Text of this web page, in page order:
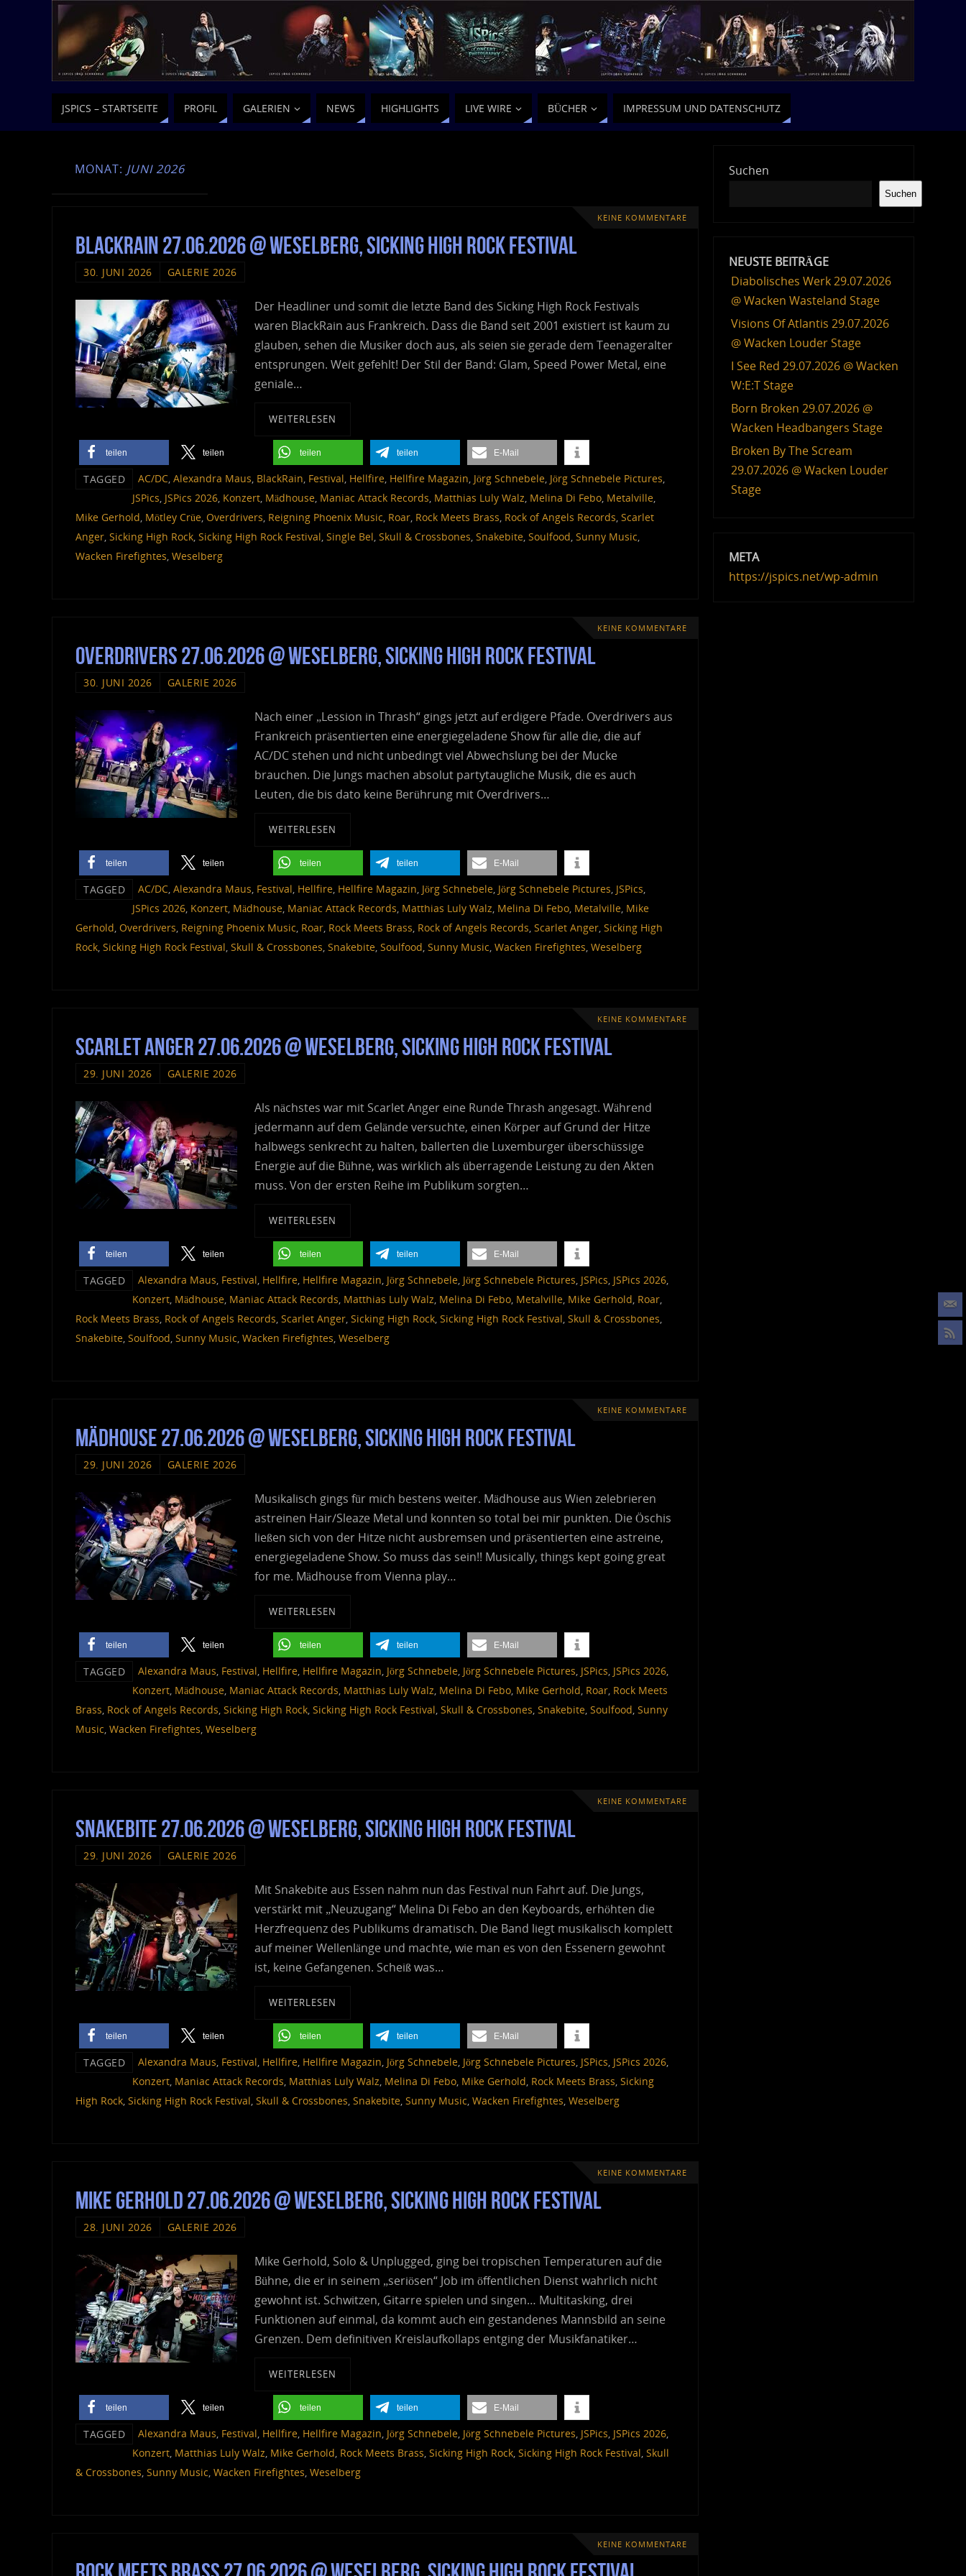
JSPICS – STARTSEITE PROFIL GALERIEN NEWS HIGHLIGHTS LIVE WIRE BÜCHER IMPRESSUM UND DATENSCHUTZ
MONAT: JUNI 2026
KEINE KOMMENTARE
BlackRain 27.06.2026 @ Weselberg, Sicking High Rock Festival
30. JUNI 2026 GALERIE 2026
Der Headliner und somit die letzte Band des Sicking High Rock Festivals
waren BlackRain aus Frankreich. Dass die Band seit 2001 existiert ist kaum zu
glauben, sehen die Musiker doch aus, als seien sie gerade dem Teenageralter
entsprungen. Weit gefehlt! Der Stil der Band: Glam, Speed Power Metal, eine
geniale…
WEITERLESEN
teilen teilen teilen teilen E-Mail
TAGGED AC/DC, Alexandra Maus, BlackRain, Festival, Hellfire, Hellfire Magazin, Jörg Schnebele, Jörg Schnebele Pictures,
JSPics, JSPics 2026, Konzert, Mädhouse, Maniac Attack Records, Matthias Luly Walz, Melina Di Febo, Metalville,
Mike Gerhold, Mötley Crüe, Overdrivers, Reigning Phoenix Music, Roar, Rock Meets Brass, Rock of Angels Records, Scarlet
Anger, Sicking High Rock, Sicking High Rock Festival, Single Bel, Skull & Crossbones, Snakebite, Soulfood, Sunny Music,
Wacken Firefightes, Weselberg
KEINE KOMMENTARE
Overdrivers 27.06.2026 @ Weselberg, Sicking High Rock Festival
30. JUNI 2026 GALERIE 2026
Nach einer „Lession in Thrash“ gings jetzt auf erdigere Pfade. Overdrivers aus
Frankreich präsentierten eine energiegeladene Show für alle die, die auf
AC/DC stehen und nicht unbedingt viel Abwechslung bei der Mucke
brauchen. Die Jungs machen absolut partytaugliche Musik, die es auch
Leuten, die bis dato keine Berührung mit Overdrivers…
WEITERLESEN
teilen teilen teilen teilen E-Mail
TAGGED AC/DC, Alexandra Maus, Festival, Hellfire, Hellfire Magazin, Jörg Schnebele, Jörg Schnebele Pictures, JSPics,
JSPics 2026, Konzert, Mädhouse, Maniac Attack Records, Matthias Luly Walz, Melina Di Febo, Metalville, Mike
Gerhold, Overdrivers, Reigning Phoenix Music, Roar, Rock Meets Brass, Rock of Angels Records, Scarlet Anger, Sicking High
Rock, Sicking High Rock Festival, Skull & Crossbones, Snakebite, Soulfood, Sunny Music, Wacken Firefightes, Weselberg
KEINE KOMMENTARE
Scarlet Anger 27.06.2026 @ Weselberg, Sicking High Rock Festival
29. JUNI 2026 GALERIE 2026
Als nächstes war mit Scarlet Anger eine Runde Thrash angesagt. Während
jedermann auf dem Gelände versuchte, einen Körper auf Grund der Hitze
halbwegs senkrecht zu halten, ballerten die Luxemburger überschüssige
Energie auf die Bühne, was wirklich als überragende Leistung zu den Akten
muss. Von der ersten Reihe im Publikum sorgten…
WEITERLESEN
teilen teilen teilen teilen E-Mail
TAGGED Alexandra Maus, Festival, Hellfire, Hellfire Magazin, Jörg Schnebele, Jörg Schnebele Pictures, JSPics, JSPics 2026,
Konzert, Mädhouse, Maniac Attack Records, Matthias Luly Walz, Melina Di Febo, Metalville, Mike Gerhold, Roar,
Rock Meets Brass, Rock of Angels Records, Scarlet Anger, Sicking High Rock, Sicking High Rock Festival, Skull & Crossbones,
Snakebite, Soulfood, Sunny Music, Wacken Firefightes, Weselberg
KEINE KOMMENTARE
Mädhouse 27.06.2026 @ Weselberg, Sicking High Rock Festival
29. JUNI 2026 GALERIE 2026
Musikalisch gings für mich bestens weiter. Mädhouse aus Wien zelebrieren
astreinen Hair/Sleaze Metal und konnten so total bei mir punkten. Die Öschis
ließen sich von der Hitze nicht ausbremsen und präsentierten eine astreine,
energiegeladene Show. So muss das sein!! Musically, things kept going great
for me. Mädhouse from Vienna play…
WEITERLESEN
teilen teilen teilen teilen E-Mail
TAGGED Alexandra Maus, Festival, Hellfire, Hellfire Magazin, Jörg Schnebele, Jörg Schnebele Pictures, JSPics, JSPics 2026,
Konzert, Mädhouse, Maniac Attack Records, Matthias Luly Walz, Melina Di Febo, Mike Gerhold, Roar, Rock Meets
Brass, Rock of Angels Records, Sicking High Rock, Sicking High Rock Festival, Skull & Crossbones, Snakebite, Soulfood, Sunny
Music, Wacken Firefightes, Weselberg
KEINE KOMMENTARE
Snakebite 27.06.2026 @ Weselberg, Sicking High Rock Festival
29. JUNI 2026 GALERIE 2026
Mit Snakebite aus Essen nahm nun das Festival nun Fahrt auf. Die Jungs,
verstärkt mit „Neuzugang“ Melina Di Febo an den Keyboards, erhöhten die
Herzfrequenz des Publikums dramatisch. Die Band liegt musikalisch komplett
auf meiner Wellenlänge und machte, wie man es von den Essenern gewohnt
ist, keine Gefangenen. Scheiß was…
WEITERLESEN
teilen teilen teilen teilen E-Mail
TAGGED Alexandra Maus, Festival, Hellfire, Hellfire Magazin, Jörg Schnebele, Jörg Schnebele Pictures, JSPics, JSPics 2026,
Konzert, Maniac Attack Records, Matthias Luly Walz, Melina Di Febo, Mike Gerhold, Rock Meets Brass, Sicking
High Rock, Sicking High Rock Festival, Skull & Crossbones, Snakebite, Sunny Music, Wacken Firefightes, Weselberg
KEINE KOMMENTARE
Mike Gerhold 27.06.2026 @ Weselberg, Sicking High Rock Festival
28. JUNI 2026 GALERIE 2026
Mike Gerhold, Solo & Unplugged, ging bei tropischen Temperaturen auf die
Bühne, die er in seinem „seriösen“ Job im öffentlichen Dienst wahrlich nicht
gewohnt ist. Schwitzen, Gitarre spielen und singen… Multitasking, drei
Funktionen auf einmal, da kommt auch ein gestandenes Mannsbild an seine
Grenzen. Dem definitiven Kreislaufkollaps entging der Musikfanatiker…
WEITERLESEN
teilen teilen teilen teilen E-Mail
TAGGED Alexandra Maus, Festival, Hellfire, Hellfire Magazin, Jörg Schnebele, Jörg Schnebele Pictures, JSPics, JSPics 2026,
Konzert, Matthias Luly Walz, Mike Gerhold, Rock Meets Brass, Sicking High Rock, Sicking High Rock Festival, Skull
& Crossbones, Sunny Music, Wacken Firefightes, Weselberg
KEINE KOMMENTARE
Suchen
Suchen
NEUSTE BEITRÄGE
Diabolisches Werk 29.07.2026
@ Wacken Wasteland Stage
Visions Of Atlantis 29.07.2026
@ Wacken Louder Stage
I See Red 29.07.2026 @ Wacken
W:E:T Stage
Born Broken 29.07.2026 @
Wacken Headbangers Stage
Broken By The Scream
29.07.2026 @ Wacken Louder
Stage
META
https://jspics.net/wp-admin